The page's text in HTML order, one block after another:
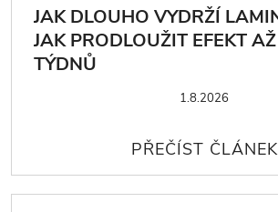
JAK DLOUHO VYDRŽÍ
JAK PRODLOUŽIT EFEKT
TÝDNŮ
1.8.2026